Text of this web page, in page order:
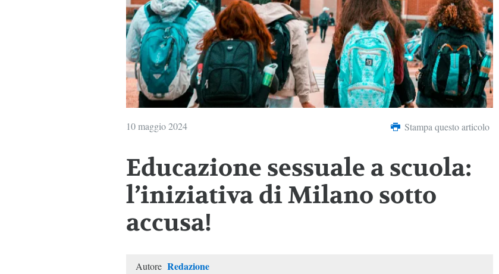
10 maggio 2024 Stampa questo articolo
Educazione sessuale a scuola:
l’iniziativa di Milano sotto
accusa!
Autore Redazione